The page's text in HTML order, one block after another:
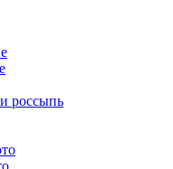
россыпь